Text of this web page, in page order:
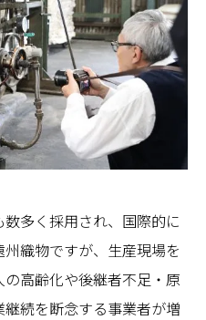
多く採用され、国際的に
織物ですが、生産現場を
高齢化や後継者不足・原
続を断念する事業者が増